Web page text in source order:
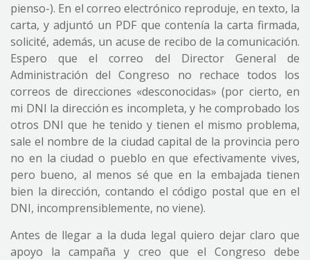
pienso-). En el correo electrónico reproduje, en texto, la
carta, y adjuntó un PDF que contenía la carta firmada,
solicité, además, un acuse de recibo de la comunicación.
Espero que el correo del Director General de
Administración del Congreso no rechace todos los
correos de direcciones «desconocidas» (por cierto, en
mi DNI la dirección es incompleta, y he comprobado los
otros DNI que he tenido y tienen el mismo problema,
sale el nombre de la ciudad capital de la provincia pero
no en la ciudad o pueblo en que efectivamente vives,
pero bueno, al menos sé que en la embajada tienen
bien la dirección, contando el código postal que en el
DNI, incomprensiblemente, no viene).
Antes de llegar a la duda legal quiero dejar claro que
apoyo la campaña y creo que el Congreso debe